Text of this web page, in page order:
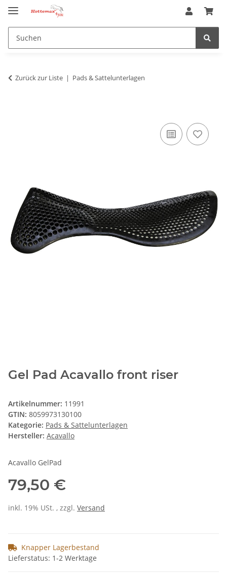
Zurück zur Liste Pads & Sattelunterlagen
Gel Pad Acavallo front riser
Artikelnummer: 11991
GTIN: 8059973130100
Kategorie: Pads & Sattelunterlagen
Hersteller: Acavallo
Acavallo GelPad
79,50 €
inkl. 19% USt. , zzgl. Versand
Knapper Lagerbestand
Lieferstatus: 1-2 Werktage